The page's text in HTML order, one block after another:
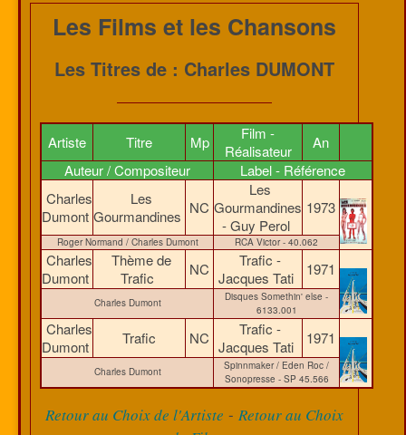
Les Films et les Chansons
Les Titres de : Charles DUMONT
Artiste Titre Mp
Film -
Réalisateur
An
Auteur / Compositeur
Label - Référence
Charles
Dumont
Les
Gourmandines NC
Les
Gourmandines
- Guy Perol
1973
Roger Normand / Charles Dumont RCA Victor - 40.062
Charles
Dumont
Thème de
Trafic
NC
Trafic -
Jacques Tati
1971
Charles Dumont
Disques Somethin' else -
6133.001
Charles
Dumont
Trafic NC
Trafic -
Jacques Tati
1971
Charles Dumont
Spinnmaker / Eden Roc /
Sonopresse - SP 45.566
Retour au Choix de l'Artiste - Retour au Choix